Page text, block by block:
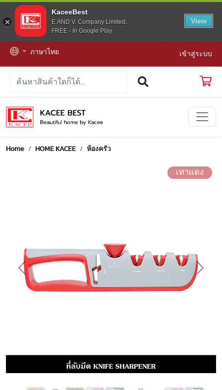
KaceeBest
E.AND V. Company Limited.
FREE - In Google Play
View
ภาษาไทย เข้าสู่ระบบ
Home HOME KACEE ห้องครัว
เทาแดง
Previous Next